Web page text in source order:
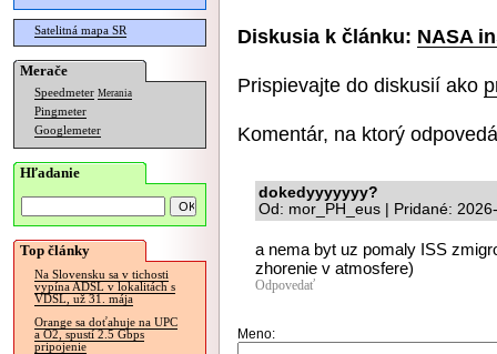
Satelitná mapa SR
Merače
Speedmeter Merania
Pingmeter
Googlemeter
Hľadanie
Top články
Na Slovensku sa v tichosti
vypína ADSL v lokalitách s
VDSL, už 31. mája
Orange sa doťahuje na UPC
a O2, spustí 2.5 Gbps
pripojenie
Diskusia k článku: NASA
Prispievajte do diskusií ako
Komentár, na ktorý
dokedyyyyyyy?
Od: mor_PH_eus | Pridané:
a nema byt uz pomaly ISS
zhorenie v atmosfere)
Odpovedať
Meno: